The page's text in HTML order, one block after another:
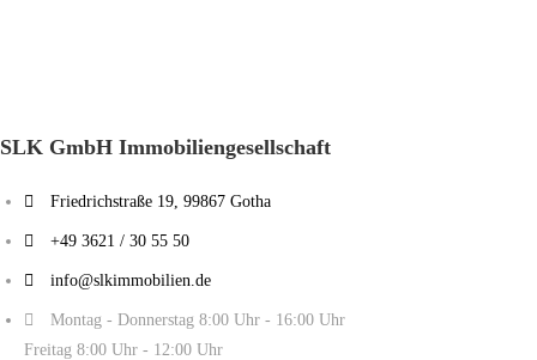
SLK GmbH Immobiliengesellschaft
Friedrichstraße 19, 99867 Gotha
+49 3621 / 30 55 50
info@slkimmobilien.de
Montag - Donnerstag 8:00 Uhr - 16:00 Uhr
Freitag 8:00 Uhr - 12:00 Uhr